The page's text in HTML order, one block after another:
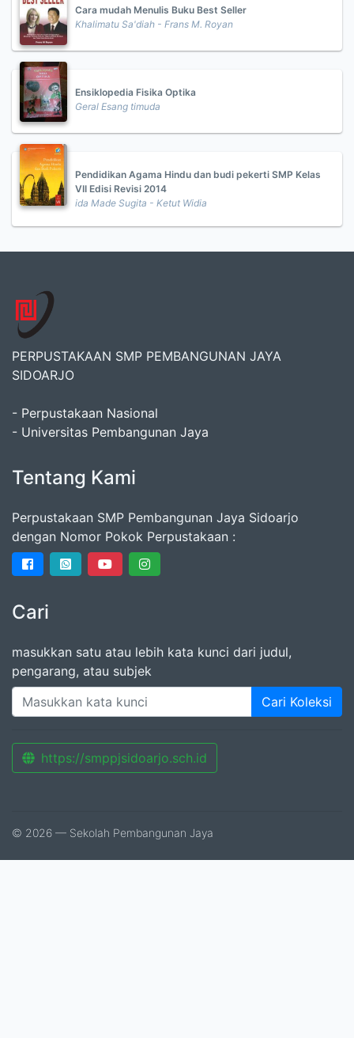
Cara mudah Menulis Buku Best Seller
Khalimatu Sa'diah - Frans M. Royan
Ensiklopedia Fisika Optika
Geral Esang timuda
Pendidikan Agama Hindu dan budi pekerti SMP Kelas
VII Edisi Revisi 2014
ida Made Sugita - Ketut Widia
PERPUSTAKAAN SMP PEMBANGUNAN JAYA
SIDOARJO
- Perpustakaan Nasional
- Universitas Pembangunan Jaya
Tentang Kami
Perpustakaan SMP Pembangunan Jaya Sidoarjo
dengan Nomor Pokok Perpustakaan :
Cari
masukkan satu atau lebih kata kunci dari judul,
pengarang, atau subjek
Cari Koleksi
https://smppjsidoarjo.sch.id
© 2026 — Sekolah Pembangunan Jaya